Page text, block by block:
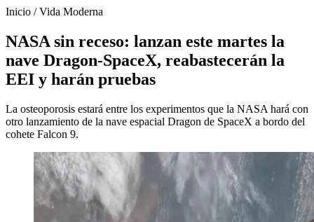
Inicio /Vida Moderna
NASA sin receso: lanzan este martes la
nave Dragon-SpaceX, reabastecerán la
EEI y harán pruebas
La osteoporosis estará entre los experimentos que la NASA hará con
otro lanzamiento de la nave espacial Dragon de SpaceX a bordo del
cohete Falcon 9.